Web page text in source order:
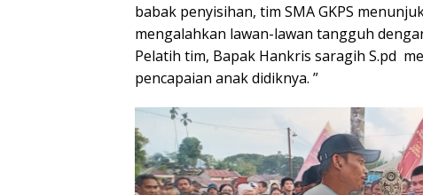
babak penyisihan, tim SMA GKPS
mengalahkan lawan-lawan tangguh
Pelatih tim, Bapak Hankris saragih S.pd
pencapaian anak didiknya. ”